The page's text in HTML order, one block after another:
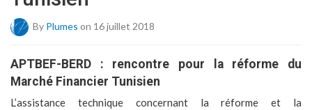
By Plumes on 16 juillet 2018
APTBEF-BERD : rencontre pour la réforme du
Marché Financier Tunisien
L’assistance technique concernant la réforme et la